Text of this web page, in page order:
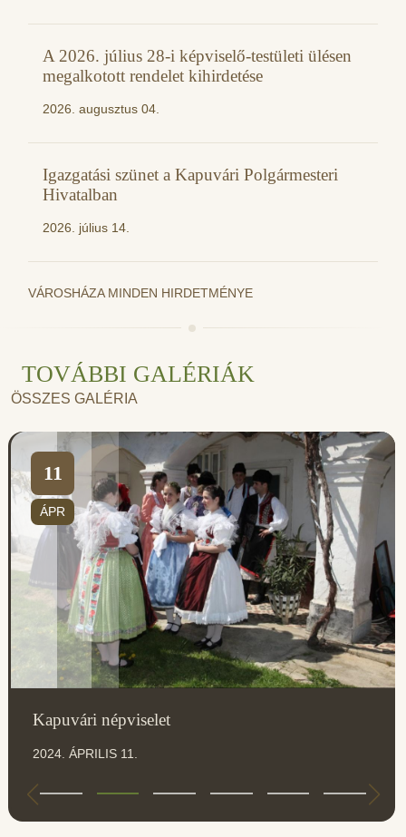
A 2026. július 28-i képviselő-testületi ülésen
megalkotott rendelet kihirdetése
2026. augusztus 04.
Igazgatási szünet a Kapuvári Polgármesteri
Hivatalban
2026. július 14.
VÁROSHÁZA MINDEN HIRDETMÉNYE
TOVÁBBI GALÉRIÁK
ÖSSZES GALÉRIA
11
ÁPR
Kapuvári népviselet
2024. ÁPRILIS 11.